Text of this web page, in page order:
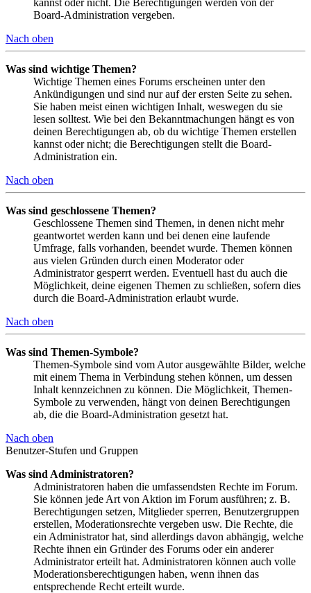
Board-Administration vergeben.
Nach oben
Was sind wichtige Themen?
Wichtige Themen eines Forums erscheinen unter den
Ankündigungen und sind nur auf der ersten Seite zu sehen.
Sie haben meist einen wichtigen Inhalt, weswegen du sie
lesen solltest. Wie bei den Bekanntmachungen hängt es von
deinen Berechtigungen ab, ob du wichtige Themen erstellen
kannst oder nicht; die Berechtigungen stellt die Board-
Administration ein.
Nach oben
Was sind geschlossene Themen?
Geschlossene Themen sind Themen, in denen nicht mehr
geantwortet werden kann und bei denen eine laufende
Umfrage, falls vorhanden, beendet wurde. Themen können
aus vielen Gründen durch einen Moderator oder
Administrator gesperrt werden. Eventuell hast du auch die
Möglichkeit, deine eigenen Themen zu schließen, sofern dies
durch die Board-Administration erlaubt wurde.
Nach oben
Was sind Themen-Symbole?
Themen-Symbole sind vom Autor ausgewählte Bilder, welche
mit einem Thema in Verbindung stehen können, um dessen
Inhalt kennzeichnen zu können. Die Möglichkeit, Themen-
Symbole zu verwenden, hängt von deinen Berechtigungen
ab, die die Board-Administration gesetzt hat.
Nach oben
Benutzer-Stufen und Gruppen
Was sind Administratoren?
Administratoren haben die umfassendsten Rechte im Forum.
Sie können jede Art von Aktion im Forum ausführen; z. B.
Berechtigungen setzen, Mitglieder sperren, Benutzergruppen
erstellen, Moderationsrechte vergeben usw. Die Rechte, die
ein Administrator hat, sind allerdings davon abhängig, welche
Rechte ihnen ein Gründer des Forums oder ein anderer
Administrator erteilt hat. Administratoren können auch volle
Moderationsberechtigungen haben, wenn ihnen das
entsprechende Recht erteilt wurde.